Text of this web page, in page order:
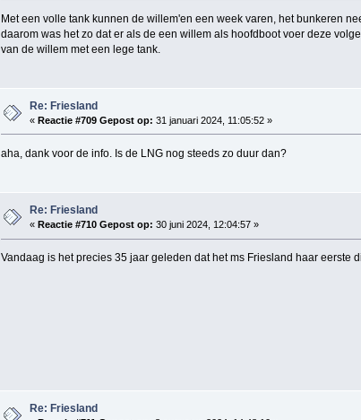
Met een volle tank kunnen de willem'en een week varen, het bunkeren
daarom was het zo dat er als de een willem als hoofdboot voer deze
van de willem met een lege tank.
Re: Friesland
«Reactie #709 Gepost op: 31 januari 2024, 11:05:52 »
aha, dank voor de info. Is de LNG nog steeds zo duur dan?
Re: Friesland
«Reactie #710 Gepost op: 30 juni 2024, 12:04:57 »
Vandaag is het precies 35 jaar geleden dat het ms Friesland haar eerste
Re: Friesland